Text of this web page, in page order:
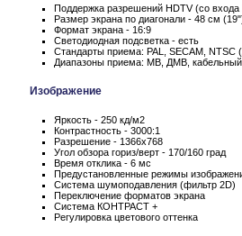
Поддержка разрешений HDTV (со
Размер экрана по диагонали - 48 см
Формат экрана - 16:9
Светодиодная подсветка - есть
Стандарты приема: PAL, SECAM, NTSC
Диапазоны приема: МВ, ДМВ,
Изображение
Яркость - 250 кд/м2
Контрастность - 3000:1
Разрешение - 1366x768
Угол обзора гориз/верт - 170/160 град
Время отклика - 6 мс
Предустановленные режимы
Система шумоподавления (фильтр 2D)
Переключение форматов экрана
Система КОНТРАСТ +
Регулировка цветового оттенка